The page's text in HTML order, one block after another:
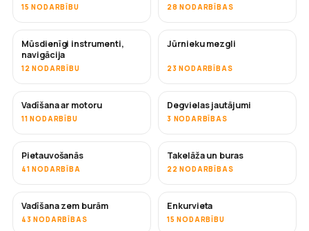
15 NODARBĪBU 28 NODARBĪBAS
Mūsdienīgi instrumenti,
navigācija
12 NODARBĪBU
Jūrnieku mezgli
23 NODARBĪBAS
Vadīšana ar motoru
11 NODARBĪBU
Degvielas jautājumi
3 NODARBĪBAS
Pietauvošanās
41 NODARBĪBA
Takelāža un buras
22 NODARBĪBAS
Vadīšana zem burām
43 NODARBĪBAS
Enkurvieta
15 NODARBĪBU